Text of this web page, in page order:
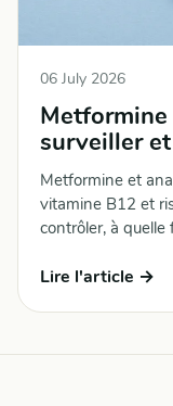
06 July 2026
Metformine
surveiller
Metformine et
vitamine B12 et
contrôler, à quelle
Lire l'article →